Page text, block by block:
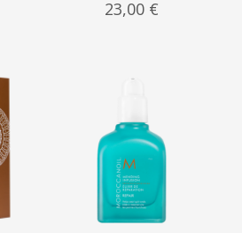
23,00 €